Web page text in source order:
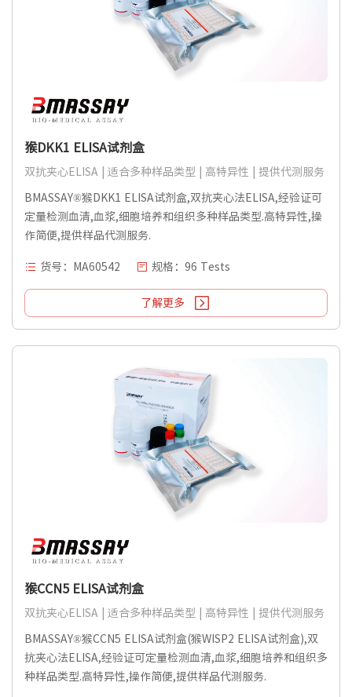
猴DKK1 ELISA试剂盒
双抗夹心ELISA | 适合多种样品类型 | 高特异性 | 提供代测服务
BMASSAY®猴DKK1 ELISA试剂盒,双抗夹心法ELISA,经验证可
定量检测血清,血浆,细胞培养和组织多种样品类型.高特异性,操
作简便,提供样品代测服务.
货号：MA60542 规格：96 Tests
了解更多
猴CCN5 ELISA试剂盒
双抗夹心ELISA | 适合多种样品类型 | 高特异性 | 提供代测服务
BMASSAY®猴CCN5 ELISA试剂盒(猴WISP2 ELISA试剂盒),双
抗夹心法ELISA,经验证可定量检测血清,血浆,细胞培养和组织多
种样品类型.高特异性,操作简便,提供样品代测服务.